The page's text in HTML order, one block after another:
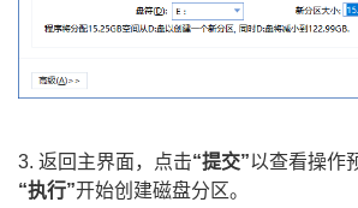
3. 返回主界面，点击“提交”以查看操作
“执行”开始创建磁盘分区。